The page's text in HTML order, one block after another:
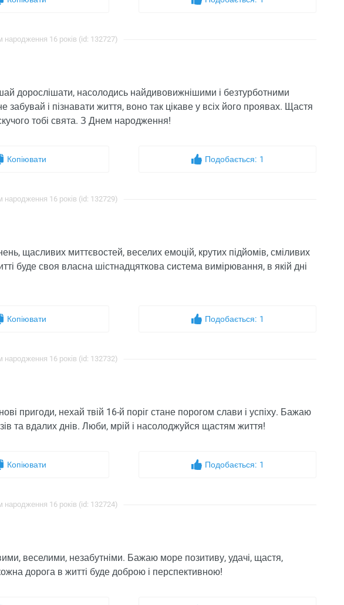
16 років (id: 132727)
дорослішати, насолодись найдивовижнішими і безтурботними
і пізнавати життя, воно так цікаве у всіх його проявах. Щастя
тобі свята. З Днем народження!
Копіювати Подобається: 1
16 років (id: 132729)
щасливих миттєвостей, веселих емоцій, крутих підйомів, сміливих
буде своя власна шістнадцяткова система вимірювання, в якій дні
Копіювати Подобається: 1
16 років (id: 132732)
пригоди, нехай твій 16-й поріг стане порогом слави і успіху. Бажаю
та вдалих днів. Люби, мрій і насолоджуйся щастям життя!
Копіювати Подобається: 1
16 років (id: 132724)
веселими, незабутніми. Бажаю море позитиву, удачі, щастя,
дорога в житті буде доброю і перспективною!